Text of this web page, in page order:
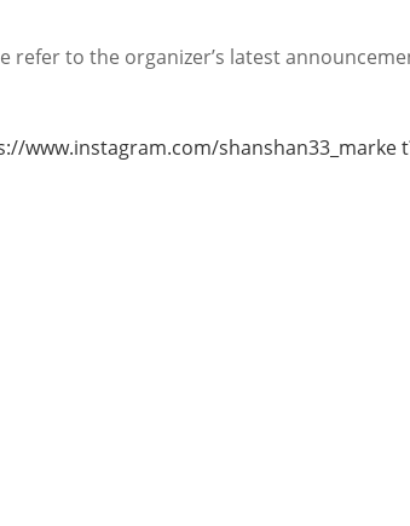
refer to the organizer’s latest
www.instagram.com/shanshan33_marke